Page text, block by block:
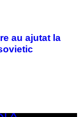
au ajutat la